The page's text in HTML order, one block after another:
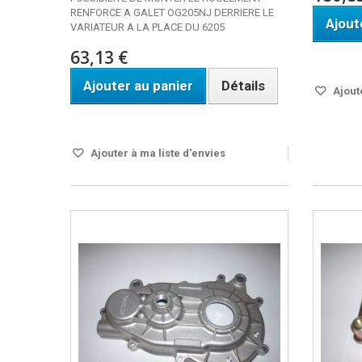
RENFORCE A GALET OG205NJ DERRIERE LE
VARIATEUR A LA PLACE DU 6205
63,13 €
Ajouter au panier Détails
Ajouter à ma liste d'envies